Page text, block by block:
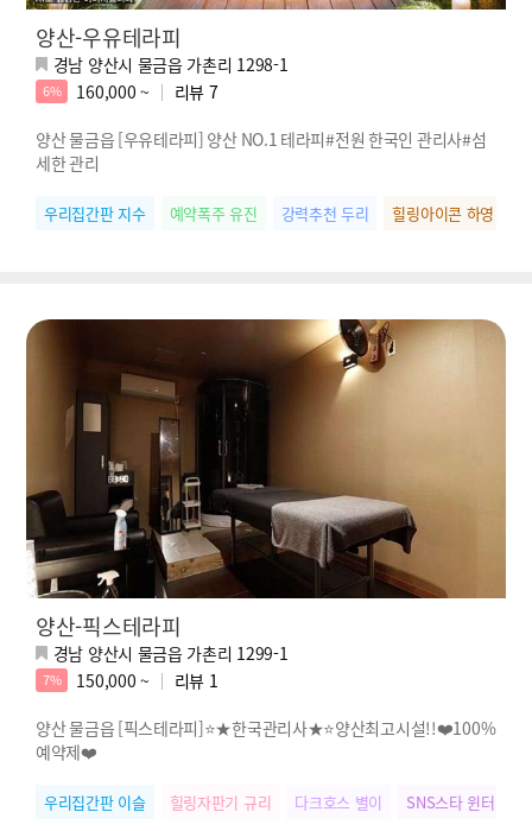
양산-우유테라피
경남 양산시 물금읍 가촌리 1298-1
6% 160,000 ~ 리뷰 7
양산 물금읍 [우유테라피] 양산 NO.1 테라피#전원 한국인 관리사#섬
세한 관리
우리집간판 지수 예약폭주 유진 강력추천 두리 힐링아이콘 하영
양산-픽스테라피
경남 양산시 물금읍 가촌리 1299-1
7% 150,000 ~ 리뷰 1
양산 물금읍 [픽스테라피]⭐★한국관리사★⭐양산최고시설!!❤️100%
예약제❤️
우리집간판 이슬 힐링자판기 규리 다크호스 별이 SNS스타 윈터